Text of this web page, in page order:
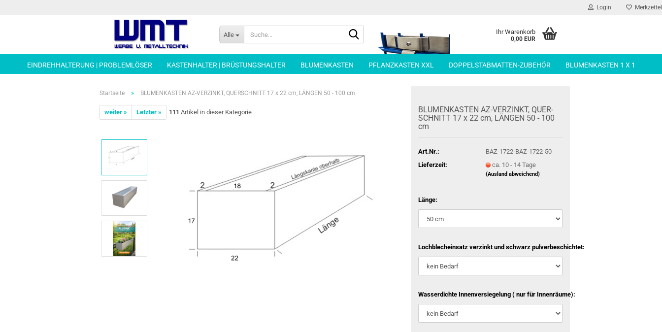
Login Merkzettel
Alle Ihr Warenkorb
0,00 EUR
EINDREHHALTERUNG | PROBLEMLÖSER KASTENHALTER | BRÜSTUNGSHALTER BLUMENKASTEN PFLANZKASTEN XXL DOPPELSTABMATTEN-ZUBEHÖR BLUMENKASTEN 1 X 1
Startseite » BLUMENKASTEN AZ-VERZINKT, QUERSCHNITT 17 x 22 cm, LÄNGEN 50 - 100 cm
weiter » Letzter » 111 Artikel in dieser Kategorie
BLU­MEN­KAS­TEN AZ-​VERZINKT, QUER­
SCHNITT 17 x 22 cm, LÄN­GEN 50 - 100
cm
Art.Nr.:
BAZ-1722-BAZ-1722-50
Lieferzeit:
ca. 10 - 14 Tage
(Ausland abweichend)
Länge:
Lochblecheinsatz verzinkt und schwarz pulverbeschichtet:
Wasserdichte Innenversiegelung ( nur für Innenräume):